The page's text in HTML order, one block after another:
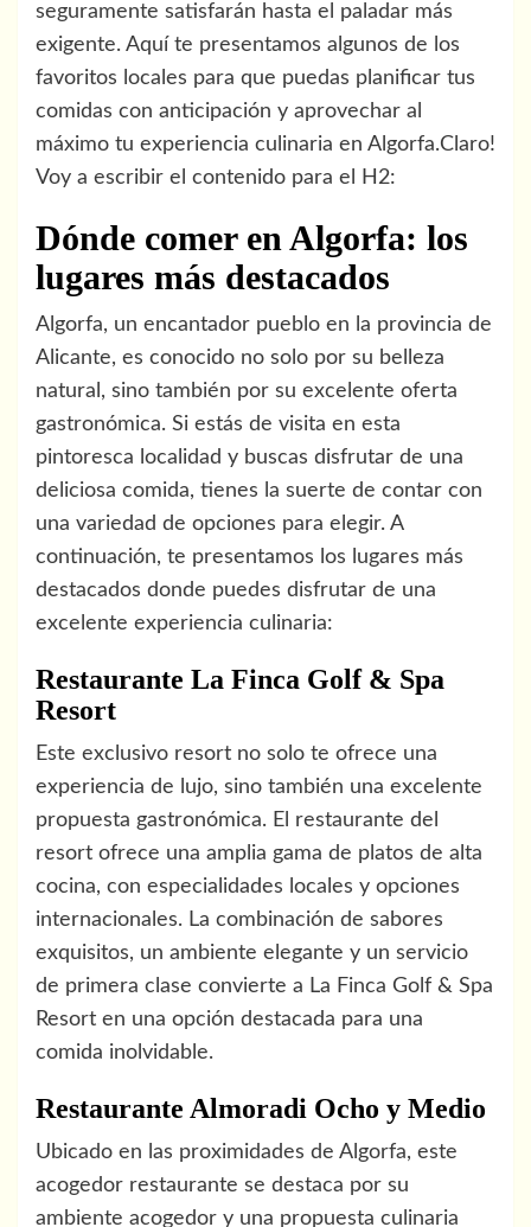
seguramente satisfarán hasta el paladar más
exigente. Aquí te presentamos algunos de los
favoritos locales para que puedas planificar tus
comidas con anticipación y aprovechar al
máximo tu experiencia culinaria en Algorfa.Claro!
Voy a escribir el contenido para el H2:
Dónde comer en Algorfa: los
lugares más destacados
Algorfa, un encantador pueblo en la provincia de
Alicante, es conocido no solo por su belleza
natural, sino también por su excelente oferta
gastronómica. Si estás de visita en esta
pintoresca localidad y buscas disfrutar de una
deliciosa comida, tienes la suerte de contar con
una variedad de opciones para elegir. A
continuación, te presentamos los lugares más
destacados donde puedes disfrutar de una
excelente experiencia culinaria:
Restaurante La Finca Golf & Spa
Resort
Este exclusivo resort no solo te ofrece una
experiencia de lujo, sino también una excelente
propuesta gastronómica. El restaurante del
resort ofrece una amplia gama de platos de alta
cocina, con especialidades locales y opciones
internacionales. La combinación de sabores
exquisitos, un ambiente elegante y un servicio
de primera clase convierte a La Finca Golf & Spa
Resort en una opción destacada para una
comida inolvidable.
Restaurante Almoradi Ocho y Medio
Ubicado en las proximidades de Algorfa, este
acogedor restaurante se destaca por su
ambiente acogedor y una propuesta culinaria